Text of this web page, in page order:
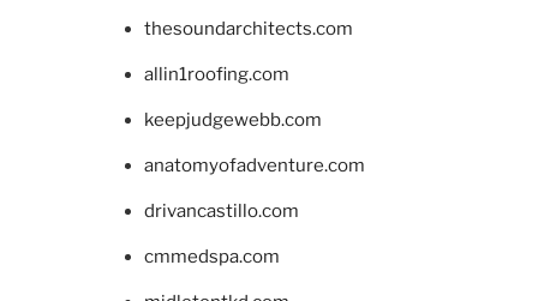
thesoundarchitects.com
allin1roofing.com
keepjudgewebb.com
anatomyofadventure.com
drivancastillo.com
cmmedspa.com